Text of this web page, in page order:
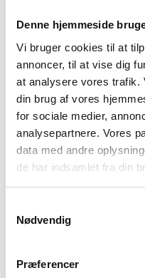
Denne hjemmeside
Vi bruger cookies til at
annoncer, til at vise dig
at analysere vores trafik.
din brug af vores
for sociale medier,
analysepartnere. Vores
data med andre
de har indsamlet fra din
Nødvendig
Præferencer
Fleksibilitet til
Med seks forskellige
affaldssortering i
DIN EN 840-1
danske renovationsbiler
tømningsmetoder. Kan
chipnests til moderne
som forskellige indkast,
CE-mærkningen og
institutioner, mens den